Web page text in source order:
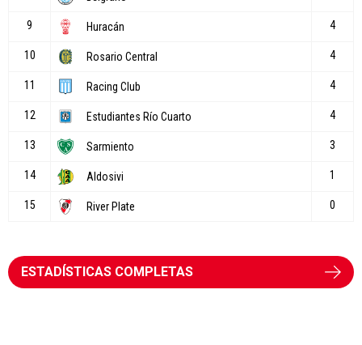
ESTADÍSTICAS COMPLETAS